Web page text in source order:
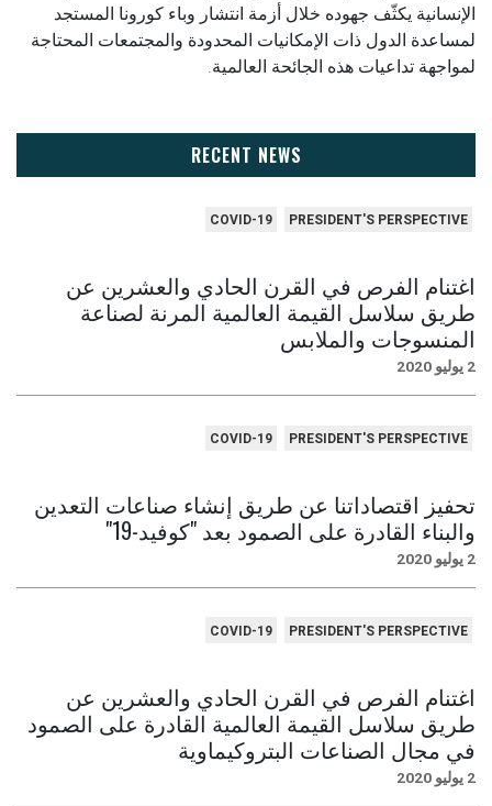
الإنسانية يكثّف جهوده خلال أزمة انتشار وباء كورونا المستجد
لمساعدة الدول ذات الإمكانيات المحدودة والمجتمعات المحتاجة
لمواجهة تداعيات هذه الجائحة العالمية.
RECENT NEWS
PRESIDENT'S PERSPECTIVE
COVID-19
اغتنام الفرص في القرن الحادي والعشرين عن
طريق سلاسل القيمة العالمية المرنة لصناعة
المنسوجات والملابس
2 يوليو 2020
PRESIDENT'S PERSPECTIVE
COVID-19
تحفيز اقتصاداتنا عن طريق إنشاء صناعات التعدين
والبناء القادرة على الصمود بعد "كوفيد-19"
2 يوليو 2020
PRESIDENT'S PERSPECTIVE
COVID-19
اغتنام الفرص في القرن الحادي والعشرين عن
طريق سلاسل القيمة العالمية القادرة على الصمود
في مجال الصناعات البتروكيماوية
2 يوليو 2020